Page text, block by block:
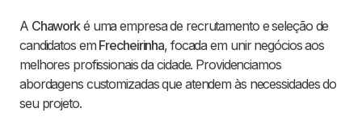
A Chaworké uma empresa de recrutamento e seleção de
candidatos em Frecheirinha, focada em unir negócios aos
melhores profissionais da cidade. Providenciamos
abordagens customizadas que atendem às necessidades do
seu projeto.